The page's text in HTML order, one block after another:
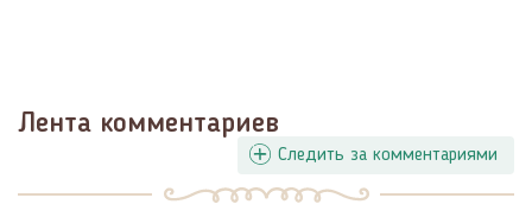
Лента комментариев
Следить за комментариями